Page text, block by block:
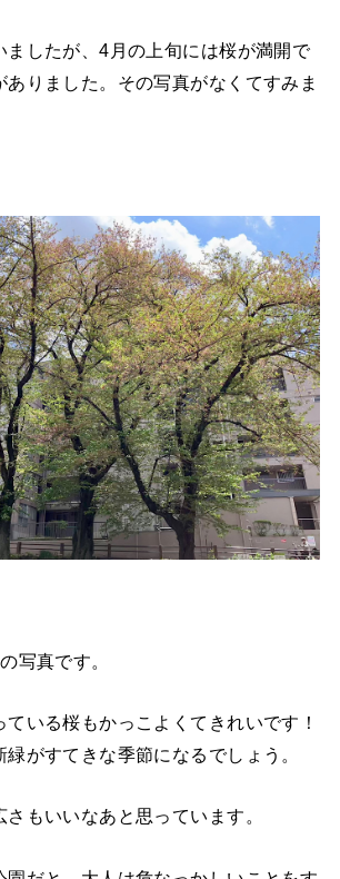
ましたが、4月の上旬には桜が満開で
ありました。その写真がなくてすみま
写真です。
いる桜もかっこよくてきれいです！
がすてきな季節になるでしょう。
さもいいなあと思っています。